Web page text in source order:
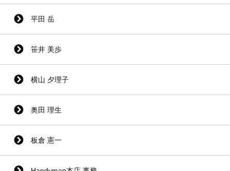
平田 岳
笹井 美歩
横山 夕理子
奥田 理生
板倉 憲一